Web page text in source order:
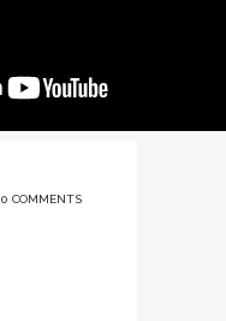
0 COMMENTS